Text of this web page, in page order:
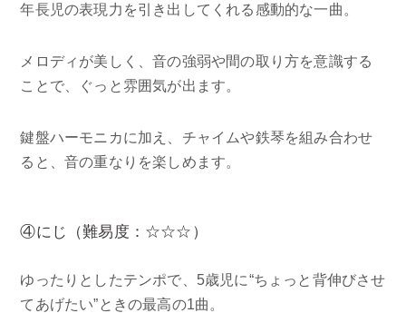
年長児の表現力を引き出してくれる感動的な一曲。
メロディが美しく、音の強弱や間の取り方を意識する
ことで、ぐっと雰囲気が出ます。
鍵盤ハーモニカに加え、チャイムや鉄琴を組み合わせ
ると、音の重なりを楽しめます。
④にじ（難易度：☆☆☆）
ゆったりとしたテンポで、5歳児に“ちょっと背伸びさせ
てあげたい”ときの最高の1曲。